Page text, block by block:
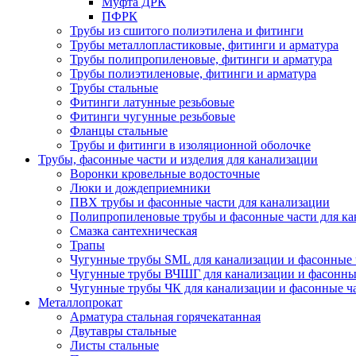
ПФРК
Трубы из сшитого полиэтилена и фитинги
Трубы металлопластиковые, фитинги и арматура
Трубы полипропиленовые, фитинги и арматура
Трубы полиэтиленовые, фитинги и арматура
Трубы стальные
Фитинги латунные резьбовые
Фитинги чугунные резьбовые
Фланцы стальные
Трубы и фитинги в изоляционной оболочке
Трубы, фасонные части и изделия для канализации
Воронки кровельные водосточные
Люки и дождеприемники
ПВХ трубы и фасонные части для канализации
Полипропиленовые трубы и фасонные части для
Смазка сантехническая
Трапы
Чугунные трубы SML для канализации и фасонные
Чугунные трубы ВЧШГ для канализации и
Чугунные трубы ЧК для канализации и фасонные
Металлопрокат
Арматура стальная горячекатанная
Двутавры стальные
Листы стальные